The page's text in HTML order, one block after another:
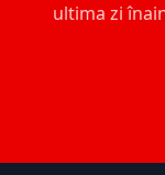
ultima zi